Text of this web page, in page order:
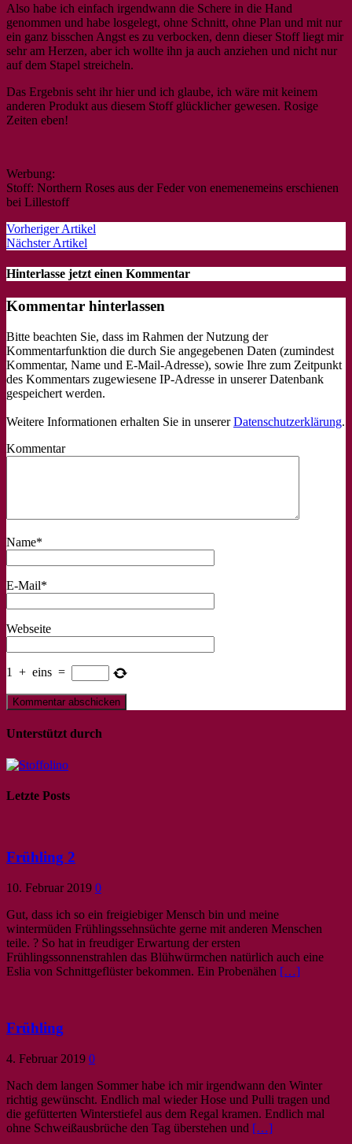
Also habe ich einfach irgendwann die Schere in die Hand
genommen und habe losgelegt, ohne Schnitt, ohne Plan und mit nur
ein ganz bisschen Angst es zu verbocken, denn dieser Stoff liegt mir
sehr am Herzen, aber ich wollte ihn ja auch anziehen und nicht nur
auf dem Stapel streicheln.
Das Ergebnis seht ihr hier und ich glaube, ich wäre mit keinem
anderen Produkt aus diesem Stoff glücklicher gewesen. Rosige
Zeiten eben!
Werbung:
Stoff: Northern Roses aus der Feder von enemenemeins erschienen
bei Lillestoff
Vorheriger Artikel
Nächster Artikel
Hinterlasse jetzt einen Kommentar
Kommentar hinterlassen
Bitte beachten Sie, dass im Rahmen der Nutzung der
Kommentarfunktion die durch Sie angegebenen Daten (zumindest
Kommentar, Name und E-Mail-Adresse), sowie Ihre zum Zeitpunkt
des Kommentars zugewiesene IP-Adresse in unserer Datenbank
gespeichert werden.
Weitere Informationen erhalten Sie in unsererDatenschutzerklärung.
Kommentar
Name*
E-Mail*
Webseite
1 + eins =
Unterstützt durch
Letzte Posts
Frühling 2
10. Februar 2019 0
Gut, dass ich so ein freigiebiger Mensch bin und meine
wintermüden Frühlingssehnsüchte gerne mit anderen Menschen
teile. ? So hat in freudiger Erwartung der ersten
Frühlingssonnenstrahlen das Blühwürmchen natürlich auch eine
Eslia von Schnittgeflüster bekommen. Ein Probenähen […]
Frühling
4. Februar 2019 0
Nach dem langen Sommer habe ich mir irgendwann den Winter
richtig gewünscht. Endlich mal wieder Hose und Pulli tragen und
die gefütterten Winterstiefel aus dem Regal kramen. Endlich mal
ohne Schweißausbrüche den Tag überstehen und […]